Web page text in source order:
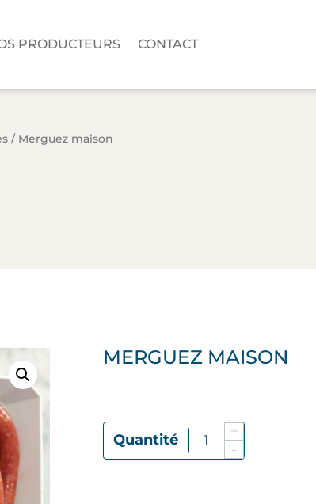
PRODUCTEURS CONTACT
/ Merguez maison
MERGUEZ MAISON
Quantité De Merguez
+
-